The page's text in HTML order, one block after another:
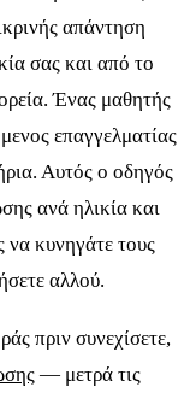
απάντηση
σας και από το
Ένας μαθητής
επαγγελματίας
Αυτός ο οδηγός
ανά ηλικία και
να κυνηγάτε τους
αλλού.
πριν συνεχίσετε,
— μετρά τις